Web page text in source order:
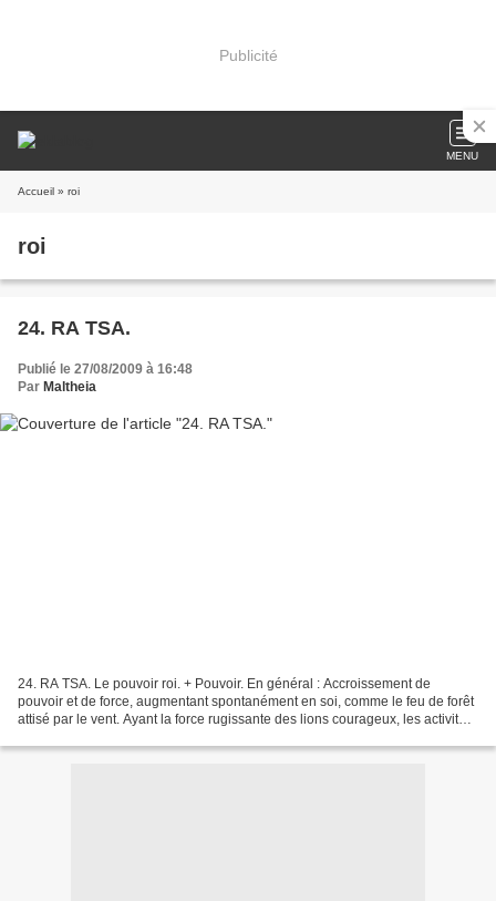
Publicité
MENU
Accueil » roi
roi
24. RA TSA.
Publié le 27/08/2009 à 16:48
Par Maltheia
24. RA TSA. Le pouvoir roi. + Pouvoir. En général : Accroissement de
pouvoir et de force, augmentant spontanément en soi, comme le feu de forêt
attisé par le vent. Ayant la force rugissante des lions courageux, les activités